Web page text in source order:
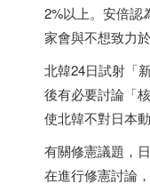
2%以上。安倍認
家會與不想致力
北韓24日試射「
後有必要討論「
使北韓不對日本
有關修憲議題，
在進行修憲討論